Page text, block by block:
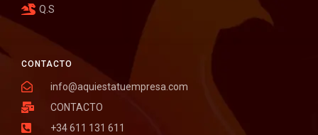
CONTACTO
info@aquiestatuempresa.com
CONTACTO
+34 611 131 611
Q.S